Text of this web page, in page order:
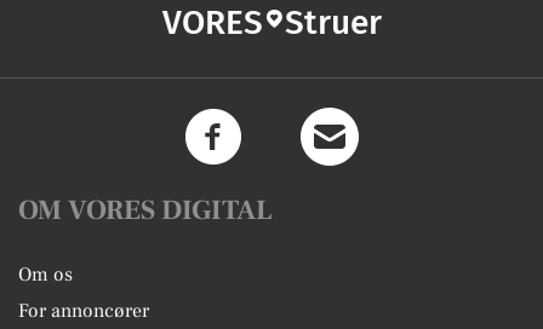
VORES Struer
OM VORES DIGITAL
Om os
For annoncører